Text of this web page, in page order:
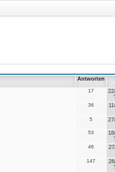
Antworten
17
36
5
53
46
147